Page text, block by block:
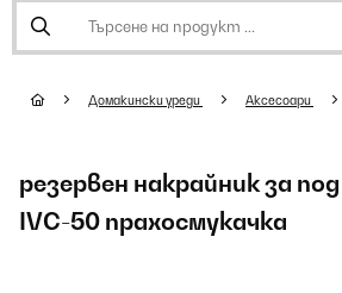
Домакински уреди Аксесоари
резервен накрайник за
IVC-50 прахосмукачка